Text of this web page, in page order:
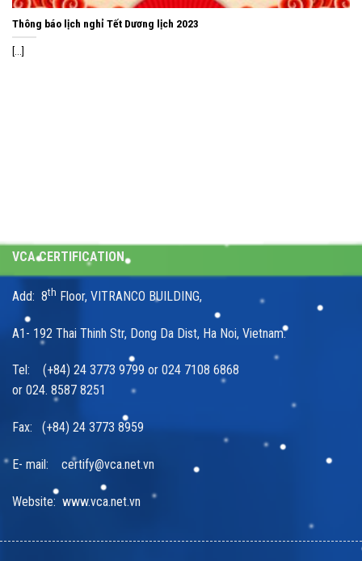
Thông báo lịch nghỉ Tết Dương lịch 2023
[...]
VCA CERTIFICATION
Add: 8th Floor, VITRANCO BUILDING,
A1- 192 Thai Thinh Str, Dong Da Dist, Ha Noi, Vietnam.
Tel: (+84) 24 3773 9799 or 024 7108 6868
or 024. 8587 8251
Fax: (+84) 24 3773 8959
E- mail: certify@vca.net.vn
Website: www.vca.net.vn